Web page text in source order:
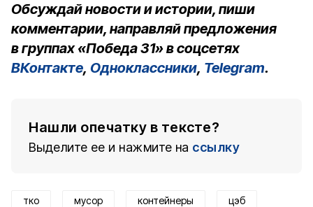
Обсуждай новости и истории, пиши
комментарии, направляй предложения
в группах «Победа 31» в соцсетях
ВКонтакте, Одноклассники, Telegram.
Нашли опечатку в тексте?
Выделите ее и нажмите на ссылку
тко мусор контейнеры цэб